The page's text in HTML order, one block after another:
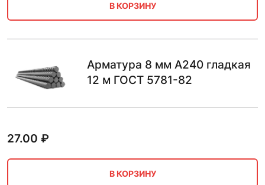
В КОРЗИНУ
Арматура 8 мм А240 гладкая
12 м ГОСТ 5781-82
27.00 ₽
В КОРЗИНУ